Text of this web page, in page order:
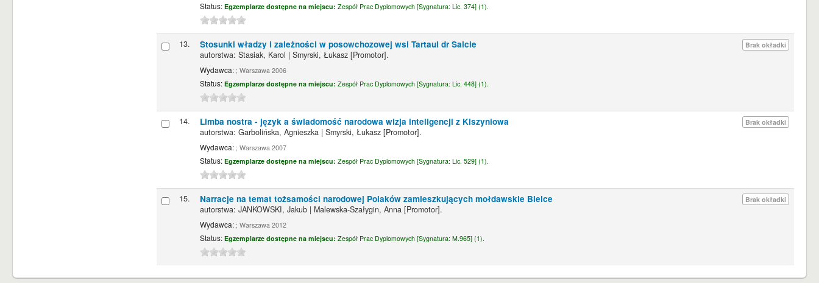
Status: Egzemplarze dostępne na miejscu: Zespół Prac Dyplomowych [Sygnatura: Lic. 374] (1).
13. Brak okładki
Stosunki władzy i zależności w posowchozowej wsi Tartaul dr Salcie
autorstwa: Stasiak, Karol | Smyrski, Łukasz[Promotor].
Wydawca: ; Warszawa 2006
Status: Egzemplarze dostępne na miejscu: Zespół Prac Dyplomowych [Sygnatura: Lic. 448] (1).
14. Brak okładki
Limba nostra - język a świadomość narodowa wizja inteligencji z Kiszyniowa
autorstwa: Garbolińska, Agnieszka| Smyrski, Łukasz[Promotor].
Wydawca: ; Warszawa 2007
Status: Egzemplarze dostępne na miejscu: Zespół Prac Dyplomowych [Sygnatura: Lic. 529] (1).
15. Brak okładki
Narracje na temat tożsamości narodowej Polaków zamieszkujących mołdawskie Bielce
autorstwa: JANKOWSKI, Jakub| Malewska-Szałygin, Anna[Promotor].
Wydawca: ; Warszawa 2012
Status: Egzemplarze dostępne na miejscu: Zespół Prac Dyplomowych [Sygnatura: M.965] (1).